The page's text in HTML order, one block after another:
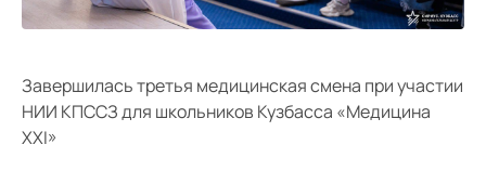
Большой
Гарнитура:
Завершилась третья медицинская смена при участии
НИИ КПССЗ для школьников Кузбасса «Медицина
XXI»